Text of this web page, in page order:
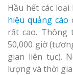
Hầu hết các
hiệu quảng cáo
rất cao. Thông
50,000 giờ
gian liên tục).
lượng và thời